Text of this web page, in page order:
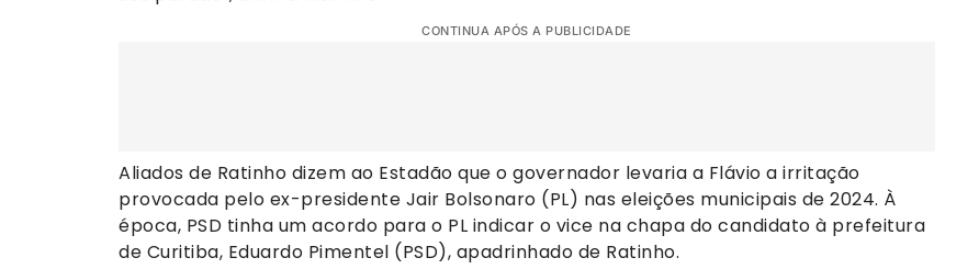
CONTINUA APÓS A PUBLICIDADE
Aliados de Ratinho dizem ao Estadão que o governador levaria a Flávio a irritação
provocada pelo ex-presidente Jair Bolsonaro (PL) nas eleições municipais de 2024. À
época, PSD tinha um acordo para o PL indicar o vice na chapa do candidato à prefeitura
de Curitiba, Eduardo Pimentel (PSD), apadrinhado de Ratinho.